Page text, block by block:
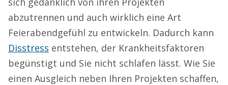
abzutrennen und auch wirklich eine Art
Feierabendgefühl zu entwickeln. Dadurch kann
Disstress entstehen, der Krankheitsfaktoren
begünstigt und Sie nicht schlafen lässt. Wie Sie
einen Ausgleich neben Ihren Projekten schaffen,